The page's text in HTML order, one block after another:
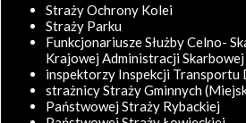
Straży Ochrony Kolei
Straży Parku
Funkcjonariusze Służby Celno-
Krajowej Administracji Skarbowej
inspektorzy Inspekcji Transportu
strażnicy Straży Gminnych
Państwowej Straży Rybackiej